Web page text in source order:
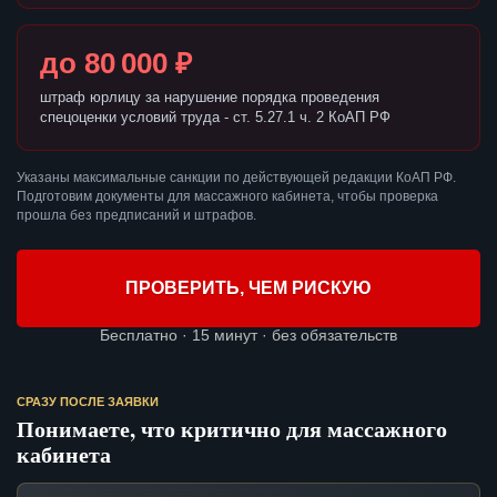
до 80 000 ₽
штраф юрлицу за нарушение порядка проведения
спецоценки условий труда - ст. 5.27.1 ч. 2 КоАП РФ
Указаны максимальные санкции по действующей редакции КоАП РФ.
Подготовим документы для массажного кабинета, чтобы проверка
прошла без предписаний и штрафов.
ПРОВЕРИТЬ, ЧЕМ РИСКУЮ
Бесплатно · 15 минут · без обязательств
СРАЗУ ПОСЛЕ ЗАЯВКИ
Понимаете, что критично для массажного
кабинета